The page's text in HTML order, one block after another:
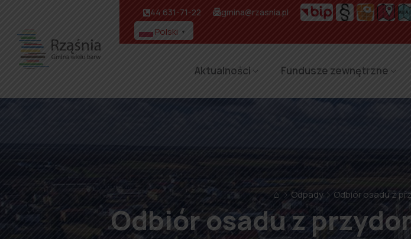
44 631-71-22 gmina@rzasnia.pl
Polski ▼
Aktualności Fundusze zewnętrzne
⌂ Odpady Odbiór osadu z
Odbiór osadu z